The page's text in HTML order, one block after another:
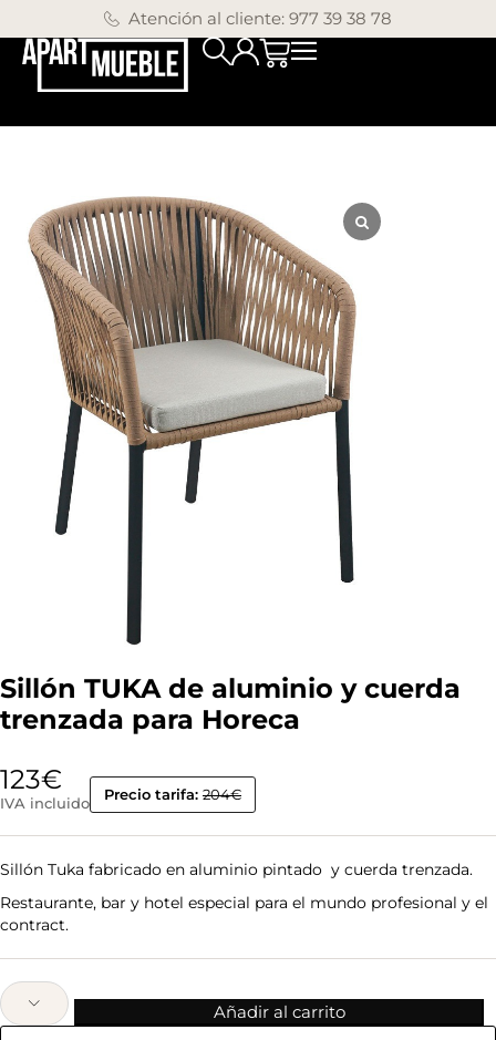
Atención al cliente: 977 39 38 78
Sillón TUKA de aluminio y cuerda
trenzada para Horeca
123€
IVA incluido Precio tarifa: 204€
Sillón Tuka fabricado en aluminio pintado y cuerda trenzada.
Restaurante, bar y hotel especial para el mundo profesional y el
contract.
Añadir al carrito